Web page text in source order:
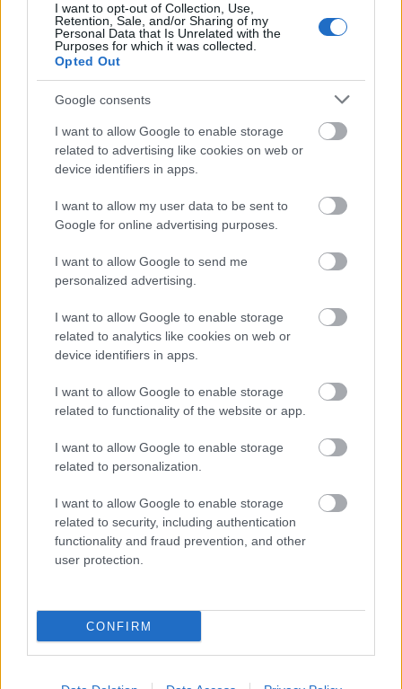
I want to opt-out of Collection, Use,
Retention, Sale, and/or Sharing of my
Personal Data that Is Unrelated with the
Purposes for which it was collected.
Opted Out
Google consents
I want to allow Google to enable storage
related to advertising like cookies on web or
device identifiers in apps.
I want to allow my user data to be sent to
Google for online advertising purposes.
I want to allow Google to send me
personalized advertising.
I want to allow Google to enable storage
related to analytics like cookies on web or
device identifiers in apps.
I want to allow Google to enable storage
related to functionality of the website or app.
I want to allow Google to enable storage
related to personalization.
I want to allow Google to enable storage
related to security, including authentication
functionality and fraud prevention, and other
user protection.
CONFIRM
Vészesen kopnak a 3-as metró
kerekei is
BKV figyelő.hu•2012. március 08.
A decemberben elrendelt sebességkorlátozás ugyan
csökkentette a balesetveszélyt, de nem tett jót a
kerekeknek. A Metróért Egyesület szerint idén egyre
úgynevezett nyomkarima-élesedéssel, ami a
szerelvény kisiklásához vezethet. A BKK is tud a…
Keddtől korlátozzák a metró
sebességét
BKV figyelő.hu• 2011. december 12.
Az Index információi szerint kedd reggeltől 80 km/
óráról 60 km/órára korlátozzák a legnagyobb
megengedett sebességet a 3-as metró teljes vonalán.
Az ok: csökkenteni kell a beszivárgó talajvíz miatt
korrodálódott vasbeton pályalemezek terhelését. A
Vita miatt áll a mozgólépcső
Kőbánya-Kispesten
Nem jár a mozgólépcső a Kőbánya-Kispest metró- és
vasútállomáson. Az utasok azért kénytelenek nehéz